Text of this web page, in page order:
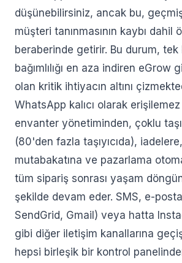
düşünebilirsiniz, ancak bu,
müşteri tanınmasının kaybı dahil
beraberinde getirir. Bu durum, tek
bağımlılığı en aza indiren eGrow
olan kritik ihtiyacın altını
WhatsApp kalıcı olarak
envanter yönetiminden, çoklu
(80'den fazla taşıyıcıda),
mutabakatına ve pazarlama
tüm sipariş sonrası yaşam
şekilde devam eder. SMS, e-
SendGrid, Gmail) veya hatta
gibi diğer iletişim kanallarına
hepsi birleşik bir kontrol